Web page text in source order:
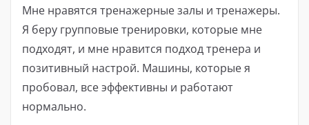
Мне нравятся тренажерные залы и тренажеры.
Я беру групповые тренировки, которые мне
подходят, и мне нравится подход тренера и
позитивный настрой. Машины, которые я
пробовал, все эффективны и работают
нормально.